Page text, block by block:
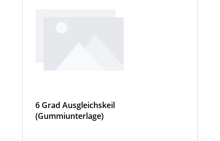
6 Grad Ausgleichskeil
(Gummiunterlage)